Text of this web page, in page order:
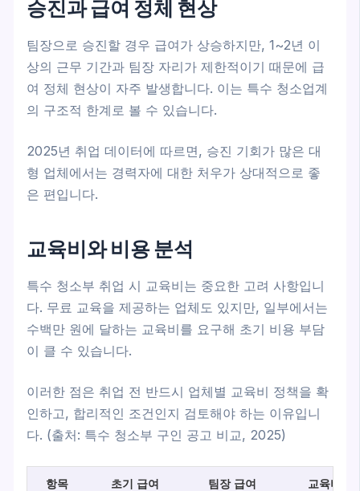
승진과 급여 정체 현상
팀장으로 승진할 경우 급여가 상승하지만, 1~2년 이
상의 근무 기간과 팀장 자리가 제한적이기 때문에 급
여 정체 현상이 자주 발생합니다. 이는 특수 청소업계
의 구조적 한계로 볼 수 있습니다.
2025년 취업 데이터에 따르면, 승진 기회가 많은 대
형 업체에서는 경력자에 대한 처우가 상대적으로 좋
은 편입니다.
교육비와 비용 분석
특수 청소부 취업 시 교육비는 중요한 고려 사항입니
다. 무료 교육을 제공하는 업체도 있지만, 일부에서는
수백만 원에 달하는 교육비를 요구해 초기 비용 부담
이 클 수 있습니다.
이러한 점은 취업 전 반드시 업체별 교육비 정책을 확
인하고, 합리적인 조건인지 검토해야 하는 이유입니
다. (출처: 특수 청소부 구인 공고 비교, 2025)
항목 초기 급여 팀장 급여 교육비